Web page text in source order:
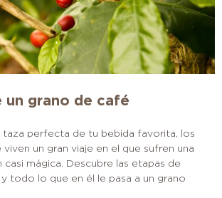
un grano de café
taza perfecta de tu bebida favorita, los
un gran viaje en el que sufren una
mágica. Descubre las etapas de
todo lo que en él le pasa a un grano